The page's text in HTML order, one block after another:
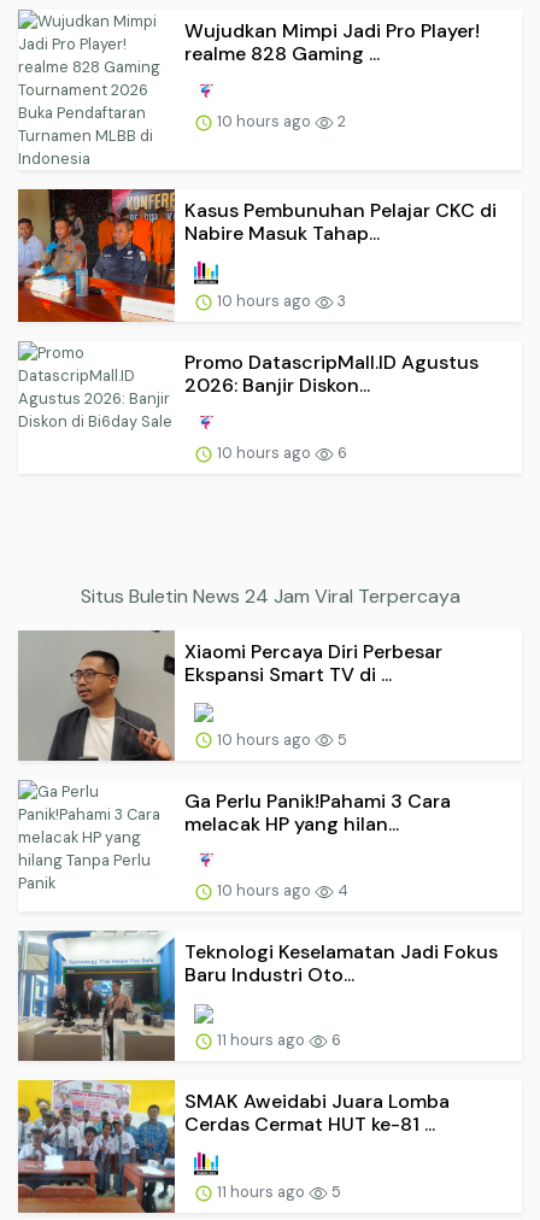
Wujudkan Mimpi Jadi Pro Player!
realme 828 Gaming ...
10 hours ago 2
Kasus Pembunuhan Pelajar CKC di
Nabire Masuk Tahap...
10 hours ago 3
Promo DatascripMall.ID Agustus
2026: Banjir Diskon...
10 hours ago 6
Situs Buletin News 24 Jam Viral Terpercaya
Xiaomi Percaya Diri Perbesar
Ekspansi Smart TV di ...
10 hours ago 5
Ga Perlu Panik!Pahami 3 Cara
melacak HP yang hilan...
10 hours ago 4
Teknologi Keselamatan Jadi Fokus
Baru Industri Oto...
11 hours ago 6
SMAK Aweidabi Juara Lomba
Cerdas Cermat HUT ke-81 ...
11 hours ago 5